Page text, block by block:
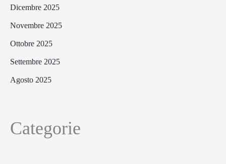
Dicembre 2025
Novembre 2025
Ottobre 2025
Settembre 2025
Agosto 2025
Categorie